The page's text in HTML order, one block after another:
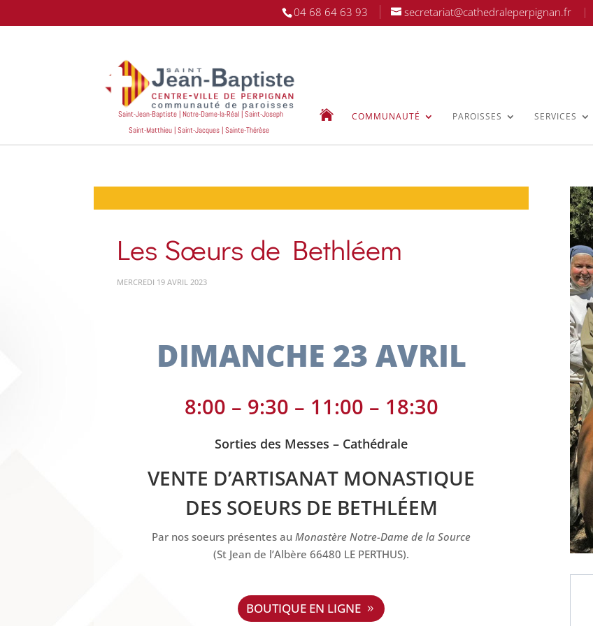
04 68 64 63 93 secretariat@cathedraleperpignan.fr
Saint-Jean-Baptiste | Notre-Dame-la-Réal | Saint-Joseph
Saint-Matthieu | Saint-Jacques | Sainte-Thérèse
COMMUNAUTÉ PAROISSES SERVICES
Les Sœurs de Bethléem
MERCREDI 19 AVRIL 2023
DIMANCHE 23 AVRIL
8:00 – 9:30 – 11:00 – 18:30
Sorties des Messes – Cathédrale
VENTE D’ARTISANAT MONASTIQUE
DES SOEURS DE BETHLÉEM
Par nos soeurs présentes au Monastère Notre-Dame de la Source
(St Jean de l’Albère 66480 LE PERTHUS).
BOUTIQUE EN LIGNE